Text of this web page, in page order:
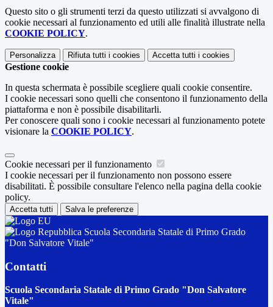
Questo sito o gli strumenti terzi da questo utilizzati si avvalgono di
cookie necessari al funzionamento ed utili alle finalità illustrate nella
COOKIE POLICY.
Personalizza Rifiuta tutti i cookies Accetta tutti i cookies
Gestione cookie
In questa schermata è possibile scegliere quali cookie consentire.
I cookie necessari sono quelli che consentono il funzionamento della
piattaforma e non è possibile disabilitarli.
Per conoscere quali sono i cookie necessari al funzionamento potete
visionare la COOKIE POLICY.
Cookie necessari per il funzionamento
I cookie necessari per il funzionamento non possono essere
disabilitati. È possibile consultare l'elenco nella pagina della cookie
policy.
Accetta tutti Salva le preferenze
Scuola Secondaria Statale di Primo Grado
"Don Salvatore Vitale"
Contatti
Scuola Secondaria Statale di Primo Grado "Don Salvatore
Vitale"